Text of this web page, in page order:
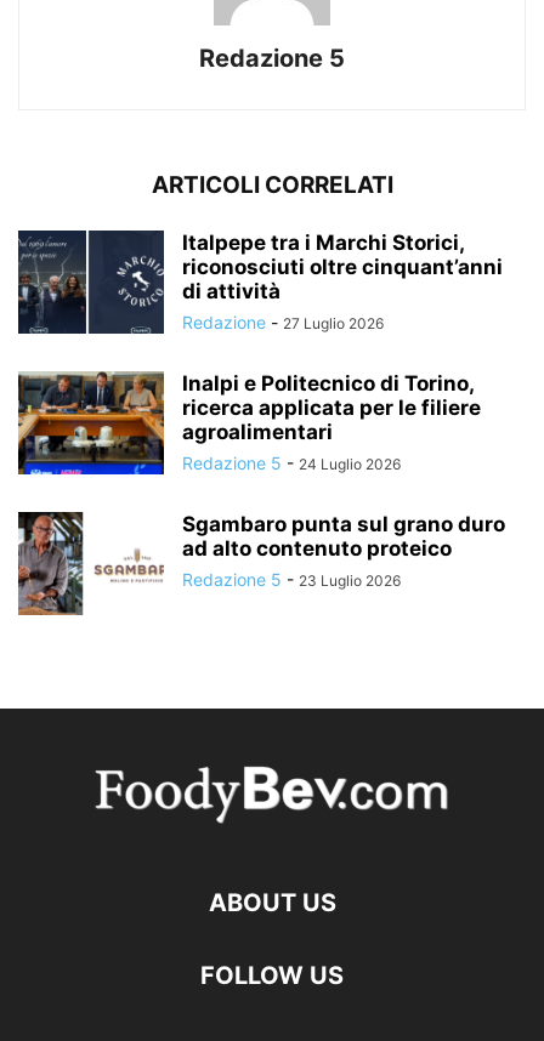
Redazione 5
ARTICOLI CORRELATI
Italpepe tra i Marchi Storici,
riconosciuti oltre cinquant’anni
di attività
Redazione - 27 Luglio 2026
Inalpi e Politecnico di Torino,
ricerca applicata per le filiere
agroalimentari
Redazione 5 - 24 Luglio 2026
Sgambaro punta sul grano duro
ad alto contenuto proteico
Redazione 5 - 23 Luglio 2026
ABOUT US
FOLLOW US